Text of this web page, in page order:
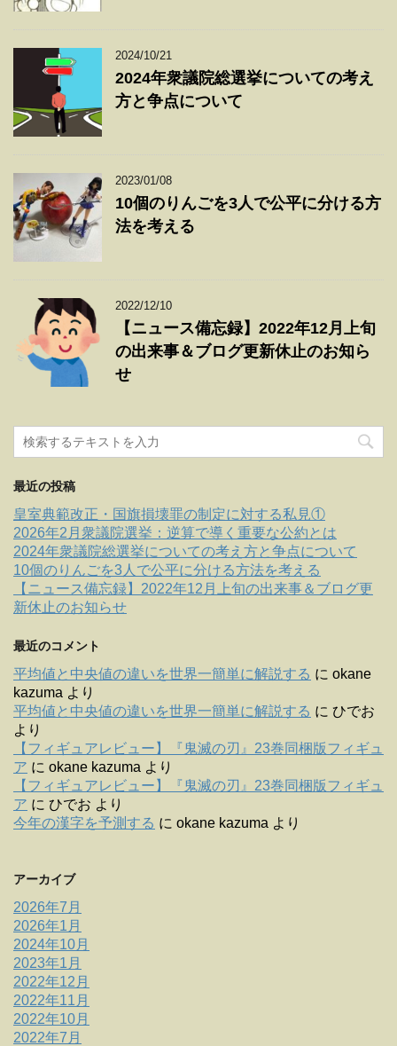
2024/10/21
2024年衆議院総選挙についての考え
方と争点について
2023/01/08
10個のりんごを3人で公平に分ける方
法を考える
2022/12/10
【ニュース備忘録】2022年12月上旬
の出来事＆ブログ更新休止のお知ら
せ
最近の投稿
皇室典範改正・国旗損壊罪の制定に対する私見①
2026年2月衆議院選挙：逆算で導く重要な公約とは
2024年衆議院総選挙についての考え方と争点について
10個のりんごを3人で公平に分ける方法を考える
【ニュース備忘録】2022年12月上旬の出来事＆ブログ更
新休止のお知らせ
最近のコメント
平均値と中央値の違いを世界一簡単に解説する に okane
kazuma より
平均値と中央値の違いを世界一簡単に解説する に ひでお
より
【フィギュアレビュー】『鬼滅の刃』23巻同梱版フィギュ
ア に okane kazuma より
【フィギュアレビュー】『鬼滅の刃』23巻同梱版フィギュ
ア に ひでお より
今年の漢字を予測する に okane kazuma より
アーカイブ
2026年7月
2026年1月
2024年10月
2023年1月
2022年12月
2022年11月
2022年10月
2022年7月